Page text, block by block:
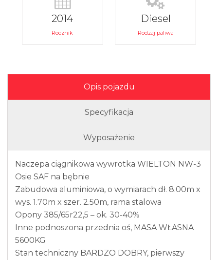
2014
Rocznik
Diesel
Rodzaj paliwa
Opis pojazdu
Specyfikacja
Wyposażenie
Naczepa ciągnikowa wywrotka WIELTON NW-3
Osie SAF na bębnie
Zabudowa aluminiowa, o wymiarach dł. 8.00m x
wys. 1.70m x szer. 2.50m, rama stalowa
Opony 385/65r22,5 – ok. 30-40%
Inne podnoszona przednia oś, MASA WŁASNA
5600KG
Stan techniczny BARDZO DOBRY, pierwszy